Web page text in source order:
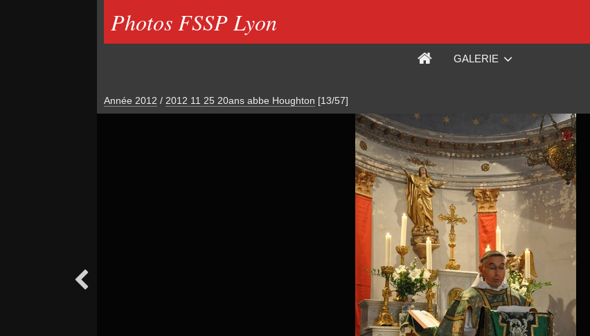
Photos FSSP Lyon
GALERIE
Année 2012 / 2012 11 25 20ans abbe Houghton [13/57]
